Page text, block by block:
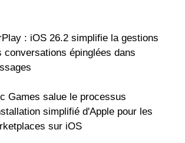
: iOS 26.2 simplifie la gestions
conversations épinglées dans
Games salue le processus
simplifié d'Apple pour les
sur iOS